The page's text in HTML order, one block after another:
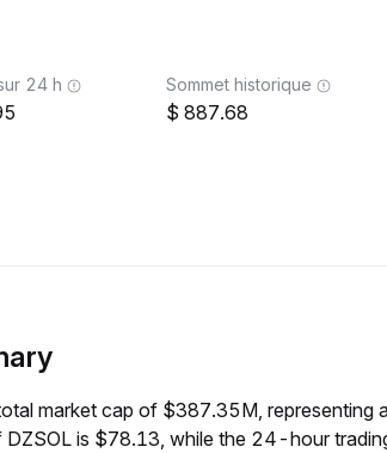
24 h Sommet historique
887.68
market cap of $387.35M, representing
is $78.13, while the 24-hour